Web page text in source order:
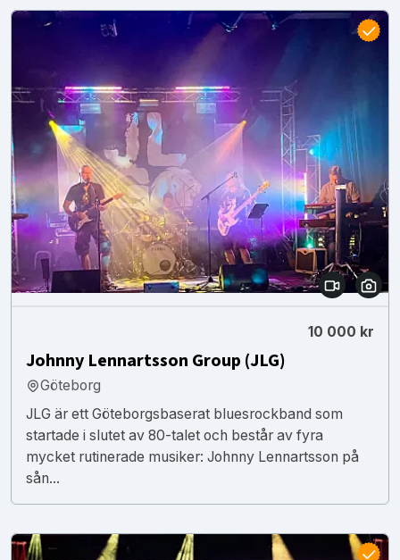
10 000 kr
Johnny Lennartsson Group (JLG)
Göteborg
JLG är ett Göteborgsbaserat bluesrockband som
startade i slutet av 80-talet och består av fyra
mycket rutinerade musiker: Johnny Lennartsson på
sån...